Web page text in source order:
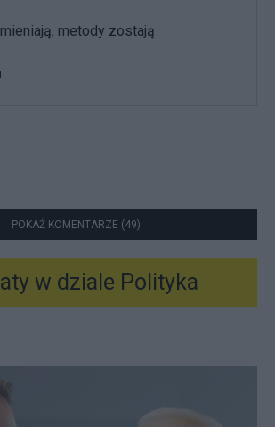
metody zostają
POKAŻ KOMENTARZE (49)
w dziale Polityka